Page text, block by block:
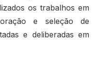
os trabalhos em
e seleção de
e deliberadas em